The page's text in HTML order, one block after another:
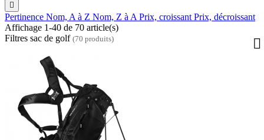

Pertinence Nom, A à Z Nom, Z à A Prix, croissant Prix, décroissant
Affichage 1-40 de 70 article(s)
Filtres sac de golf (70 produits)